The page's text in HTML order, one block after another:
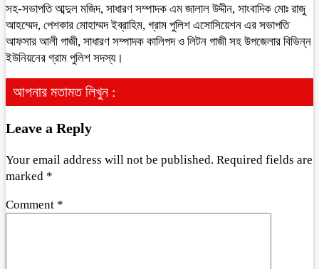
সহ-সভাপতি আব্দুল মজিদ, সাধারণ সম্পাদক এম জালাল উদ্দীন, সাংবাদিক মোঃ রাজু
আহম্মেদ, পেশকার মোহাম্মদ ইব্রাহিম, গ্রাম পুলিশ এসোসিয়েশন এর সভাপতি
আফসার আলী গাজী, সাধারণ সম্পাদক কালিপদ ও লিটন গাজী সহ উপজেলার বিভিন্ন
ইউনিয়নের গ্রাম পুলিশ সদস্য।
আপনার মতামত লিখুন :
Leave a Reply
Your email address will not be published. Required fields are
marked *
Comment *